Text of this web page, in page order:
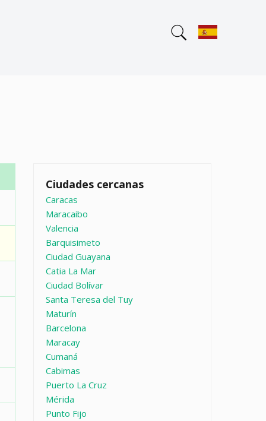
Ciudades cercanas
Caracas
Maracaibo
Valencia
Barquisimeto
Ciudad Guayana
Catia La Mar
Ciudad Bolívar
Santa Teresa del Tuy
Maturín
Barcelona
Maracay
Cumaná
Cabimas
Puerto La Cruz
Mérida
Punto Fijo